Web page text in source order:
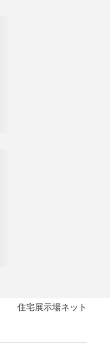
住宅展示場ネット